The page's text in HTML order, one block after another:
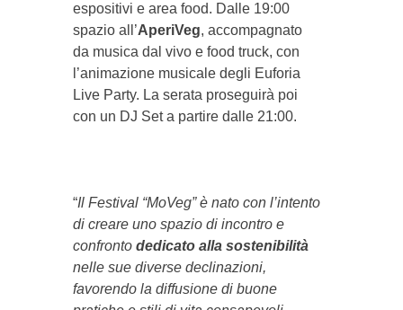
espositivi e area food. Dalle 19:00
spazio all’AperiVeg, accompagnato
da musica dal vivo e food truck, con
l’animazione musicale degli Euforia
Live Party. La serata proseguirà poi
con un DJ Set a partire dalle 21:00.
“Il Festival “MoVeg” è nato con l’intento
di creare uno spazio di incontro e
confronto dedicato alla sostenibilità
nelle sue diverse declinazioni,
favorendo la diffusione di buone